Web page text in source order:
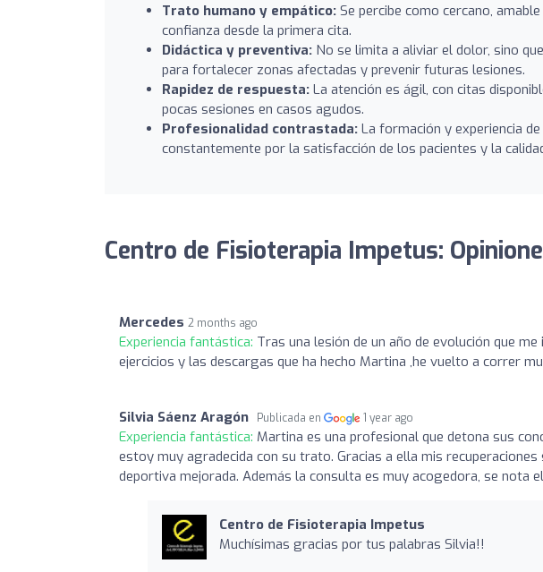
Trato humano y empático: Se percibe como cercano,
confianza desde la primera cita.
Didáctica y preventiva: No se limita a aliviar el dolor, sino
para fortalecer zonas afectadas y prevenir futuras lesiones.
Rapidez de respuesta: La atención es ágil, con citas
pocas sesiones en casos agudos.
Profesionalidad contrastada: La formación y experiencia
constantemente por la satisfacción de los pacientes y la
Centro de Fisioterapia Impetus:
Mercedes 2 months ago
Experiencia fantástica: Tras una lesión de un año de evolución que
ejercicios y las descargas que ha hecho Martina ,he vuelto a correr
Silvia Sáenz Aragón Publicada en 1 year ago
Experiencia fantástica: Martina es una profesional que detona sus
estoy muy agradecida con su trato. Gracias a ella mis
deportiva mejorada. Además la consulta es muy acogedora, se nota
Centro de Fisioterapia Impetus
Muchísimas gracias por tus palabras Silvia!!